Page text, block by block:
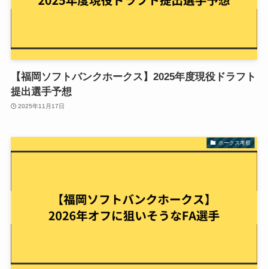
【福岡ソフトバンクホークス】2025年度現役ドラフト
提出選手予想
2025年11月17日
ホークス考察